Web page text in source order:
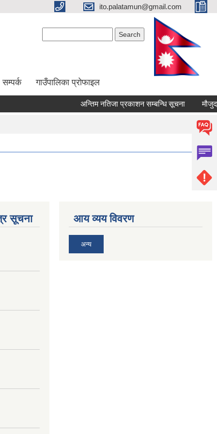
ito.palatamun@gmail.com
सम्पर्क गाउँपालिका प्रोफाइल
अन्तिम नतिजा प्रकाशन सम्बन्धि सूचना मौजुदा
सूचना आय व्यय विवरण
अन्य